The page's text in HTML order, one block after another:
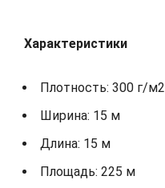
Характеристики
Плотность: 300 г/м2
Ширина: 15 м
Длина: 15 м
Площадь: 225 м